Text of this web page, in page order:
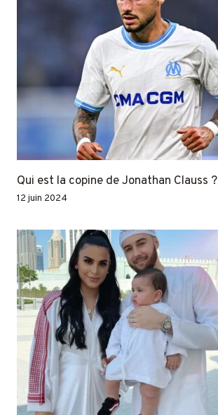
Qui est la copine de Jonathan Clauss ?
12 juin 2024